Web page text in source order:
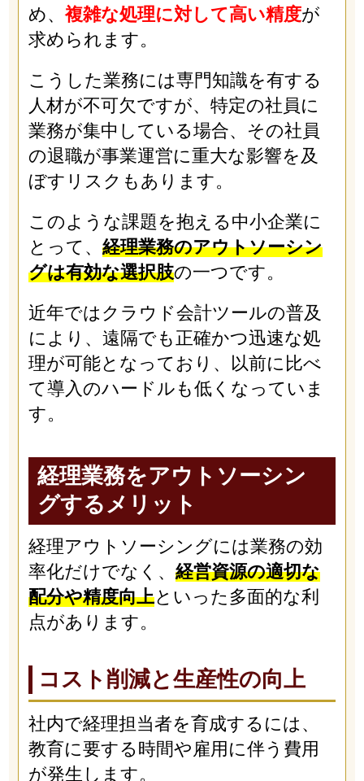
め、複雑な処理に対して高い精度が
求められます。
こうした業務には専門知識を有する
人材が不可欠ですが、特定の社員に
業務が集中している場合、その社員
の退職が事業運営に重大な影響を及
ぼすリスクもあります。
このような課題を抱える中小企業に
とって、 経理業務のアウトソーシン
グは有効な選択肢の一つです。
近年ではクラウド会計ツールの普及
により、遠隔でも正確かつ迅速な処
理が可能となっており、以前に比べ
て導入のハードルも低くなっていま
す。
経理業務をアウトソーシン
グするメリット
経理アウトソーシングには業務の効
率化だけでなく、 経営資源の適切な
配分や精度向上といった多面的な利
点があります。
コスト削減と生産性の向上
社内で経理担当者を育成するには、
教育に要する時間や雇用に伴う費用
が発生します。